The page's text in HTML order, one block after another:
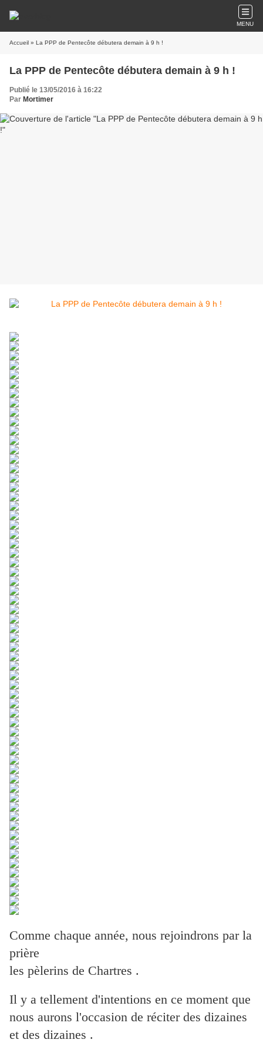
MENU
Accueil » La PPP de Pentecôte débutera demain à 9 h !
La PPP de Pentecôte débutera demain à 9 h !
Publié le 13/05/2016 à 16:22
Par Mortimer
Comme chaque année, nous rejoindrons par la
prière
les pèlerins de Chartres .
Il y a tellement d'intentions en ce moment que
nous aurons l'occasion de réciter des dizaines
et des dizaines .